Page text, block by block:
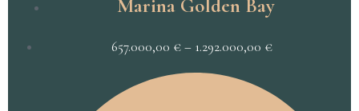
Marina Golden Bay
657.000,00 €– 1.292.000,00 €